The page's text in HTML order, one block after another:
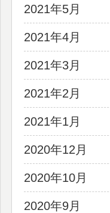
2021年5月
2021年4月
2021年3月
2021年2月
2021年1月
2020年12月
2020年10月
2020年9月